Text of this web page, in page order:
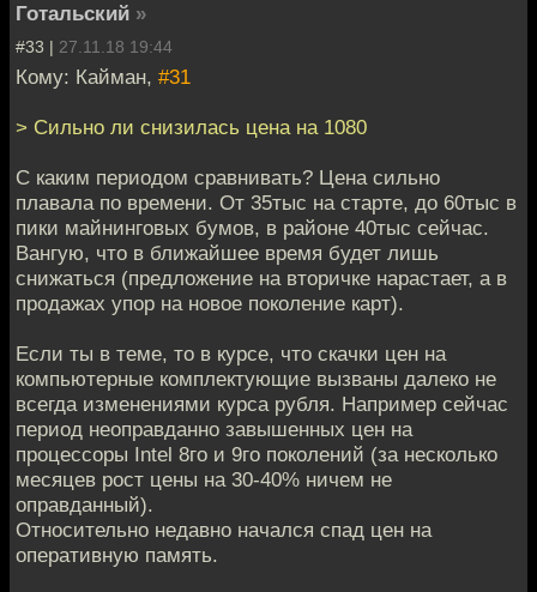
Готальский »
#33 | 27.11.18 19:44
Кому: Кайман, #31
> Сильно ли снизилась цена на 1080
С каким периодом сравнивать? Цена сильно
плавала по времени. От 35тыс на старте, до 60тыс в
пики майнинговых бумов, в районе 40тыс сейчас.
Вангую, что в ближайшее время будет лишь
снижаться (предложение на вторичке нарастает, а в
продажах упор на новое поколение карт).
Если ты в теме, то в курсе, что скачки цен на
компьютерные комплектующие вызваны далеко не
всегда изменениями курса рубля. Например сейчас
период неоправданно завышенных цен на
процессоры Intel 8го и 9го поколений (за несколько
месяцев рост цены на 30-40% ничем не
оправданный).
Относительно недавно начался спад цен на
оперативную память.